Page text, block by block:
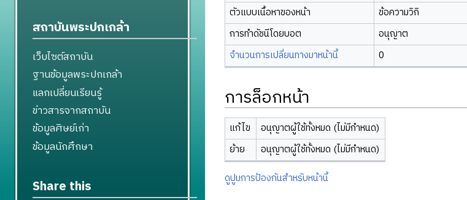
ตัวแบบเนื้อหาของหน้า
ข้อความวิกิ
การทำดัชนีโดยบอต
อนุญาต
จำนวนการเปลี่ยนทางมาหน้านี้
0
การล็อกหน้า
แก้ไข
อนุญาตผู้ใช้ทั้งหมด (ไม่มีกำหนด)
ย้าย
อนุญาตผู้ใช้ทั้งหมด (ไม่มีกำหนด)
ดูปูมการป้องกันสำหรับหน้านี้
สถาบันพระปกเกล้า
เว็บไซต์สถาบัน
ฐานข้อมูลพระปกเกล้า
แลกเปลี่ยนเรียนรู้
ข่าวสารจากสถาบัน
ข้อมูลศิษย์เก่า
ข้อมูลนักศึกษา
Share this